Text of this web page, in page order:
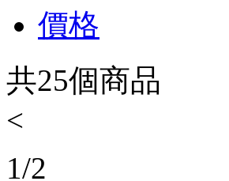
價格
共25個商品
<
1/2